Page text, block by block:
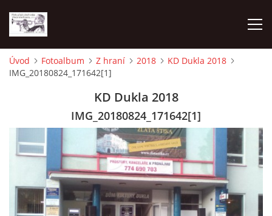
O NÁS
NAPSALI O NÁS
KDE NÁS MŮŽETE SLYŠET 2026
Úvod Fotoalbum Z hraní 2018
KD Dukla 2018
IMG_20180824_171642[1]
KD Dukla 2018
IMG_20180824_171642[1]